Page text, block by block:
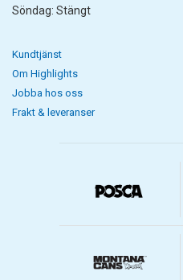
Söndag: Stängt
Kundtjänst
Om Highlights
Jobba hos oss
Frakt & leveranser